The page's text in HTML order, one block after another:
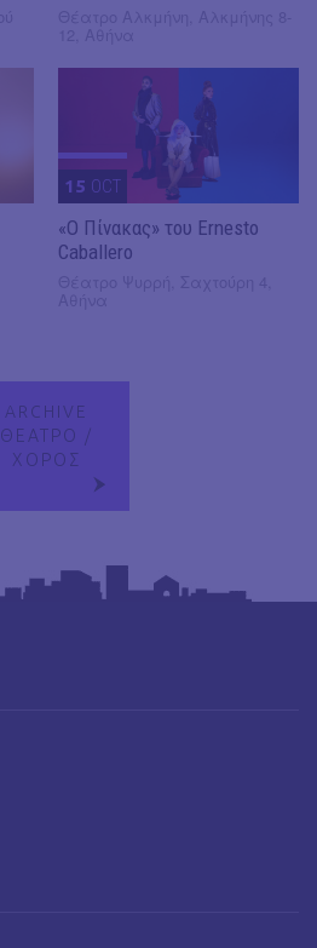
15 OCT
«Ο Πίνακας» του Ernesto
Caballero
ARCHIVE
ΘΕΑΤΡΟ /
ΧΟΡΟΣ